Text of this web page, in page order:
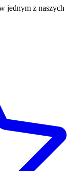
jednym z naszych